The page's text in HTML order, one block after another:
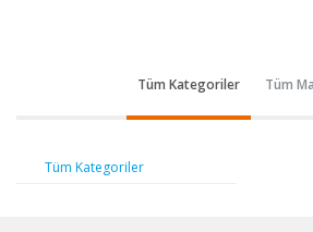
Tüm Kategoriler Tüm
Tüm Kategoriler